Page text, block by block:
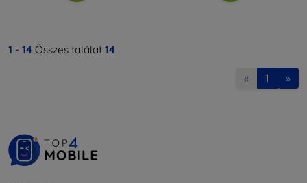
1 - 14 Összes találat 14.
« 1 »